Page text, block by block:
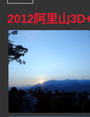
2012阿里山